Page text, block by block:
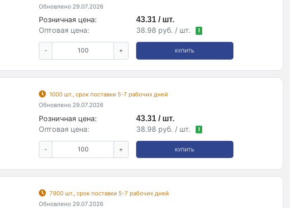
Обновлено 29.07.2026
Розничная цена:
43.31 / шт.
Оптовая цена:
38.98 руб. / шт. !
- + КУПИТЬ
1000 шт., срок поставки 5-7 рабочих дней
Обновлено 29.07.2026
Розничная цена:
43.31 / шт.
Оптовая цена:
38.98 руб. / шт. !
- + КУПИТЬ
7900 шт., срок поставки 5-7 рабочих дней
Обновлено 29.07.2026